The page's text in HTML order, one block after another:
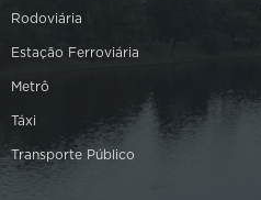
Rodoviária
Estação Ferroviária
Metrô
Táxi
Transporte Público